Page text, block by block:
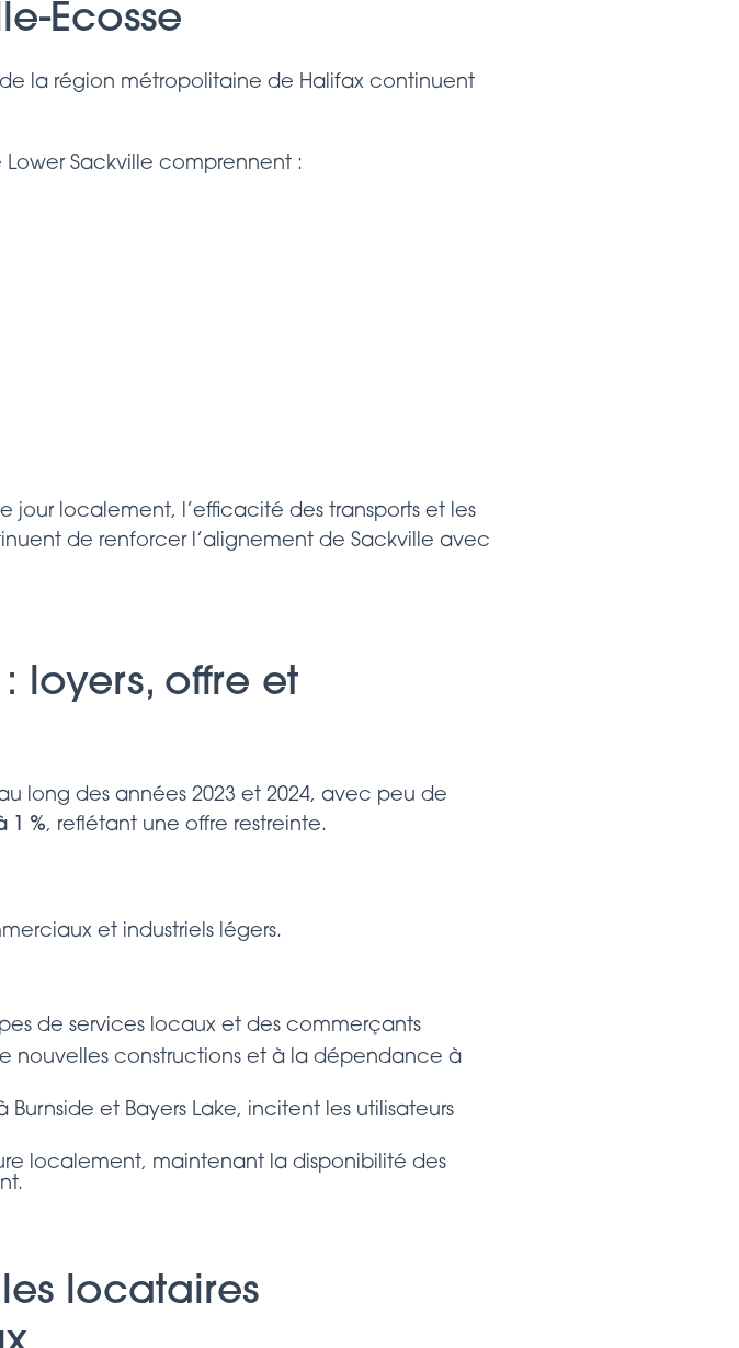
Écosse
de la région métropolitaine de Halifax continuent
Lower Sackville comprennent :
jour localement, l’efficacité des transports et les
de renforcer l’alignement de Sackville avec
loyers, offre et
long des années 2023 et 2024, avec peu de
1 %, reflétant une offre restreinte.
et industriels légers.
de services locaux et des commerçants
nouvelles constructions et à la dépendance à
et Bayers Lake, incitent les utilisateurs
localement, maintenant la disponibilité des
locataires